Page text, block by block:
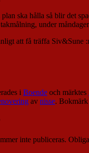
ska hålla så blir det
under
att få träffa Siv&Sune
i Boende och märktes
av nisse. Bokmärk
inte publiceras.